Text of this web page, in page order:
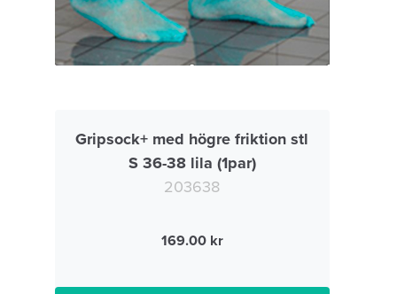
Gripsock+ med högre friktion stl
S 36-38 lila (1par)
203638
169.00